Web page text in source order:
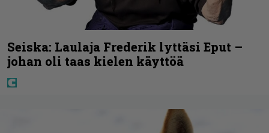
Seiska: Laulaja Frederik lyttäsi Eput –
johan oli taas kielen käyttöä